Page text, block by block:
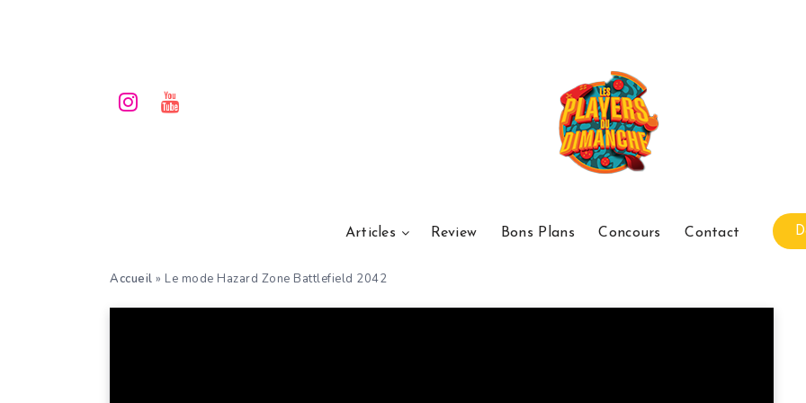
Articles Review Bons Plans Concours Contact
Accueil » Le mode Hazard Zone Battlefield 2042